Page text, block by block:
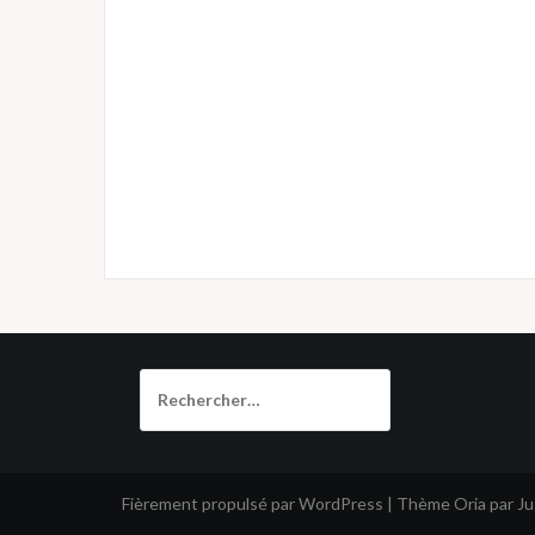
Fièrement propulsé par WordPress | Thème Oria par